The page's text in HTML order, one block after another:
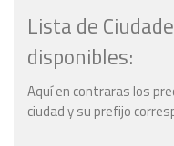
Lista de
disponibles:
Aquí en contraras los
ciudad y su prefijo